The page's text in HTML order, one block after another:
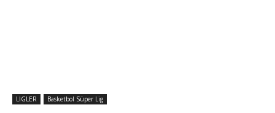
LİGLER Basketbol Süper Lig